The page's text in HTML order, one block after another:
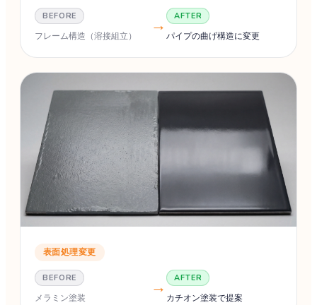
BEFORE
フレーム構造（溶接組立）
→
AFTER
パイプの曲げ構造に変更
表面処理変更
BEFORE
メラミン塗装
→
AFTER
カチオン塗装で提案